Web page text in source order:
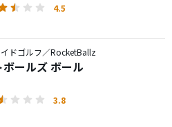
4.5
ドゴルフ／RocketBallz
ボールズ ボール
3.8